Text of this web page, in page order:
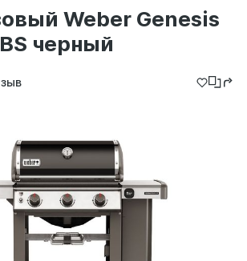
Weber Genesis
черный